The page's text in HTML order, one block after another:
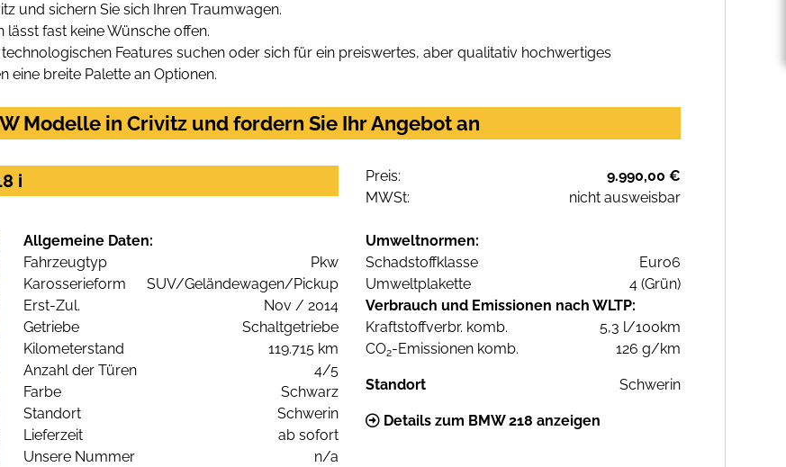
und sichern Sie sich Ihren Traumwagen.
fast keine Wünsche offen.
Features suchen oder sich für ein preiswertes, aber qualitativ hochwertiges
eine breite Palette an Optionen.
Modelle in Crivitz und fordern Sie Ihr Angebot an
i Preis:
9.990,00 €
MWSt:
nicht ausweisbar
Allgemeine Daten:
Fahrzeugtyp
Pkw
Karosserieform
SUV/Geländewagen/Pickup
Erst-Zul.
Nov / 2014
Getriebe
Schaltgetriebe
Kilometerstand
119.715 km
Anzahl der Türen
4/5
Farbe
Schwarz
Standort
Schwerin
Lieferzeit
ab sofort
Unsere Nummer
n/a
Umweltnormen:
Schadstoffklasse
Euro6
Umweltplakette
4 (Grün)
Verbrauch und Emissionen nach WLTP:
Kraftstoffverbr. komb.
5,3 l/100km
CO2-Emissionen komb. 126 g/km
Standort Schwerin
Details zum BMW 218 anzeigen